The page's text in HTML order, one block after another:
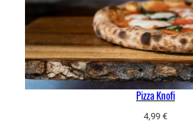
Pizza Knofi
4,99 €